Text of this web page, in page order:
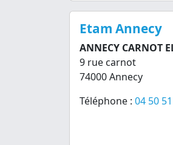
Etam Annecy
ANNECY CARNOT
9 rue carnot
74000 Annecy
Téléphone : 04 50